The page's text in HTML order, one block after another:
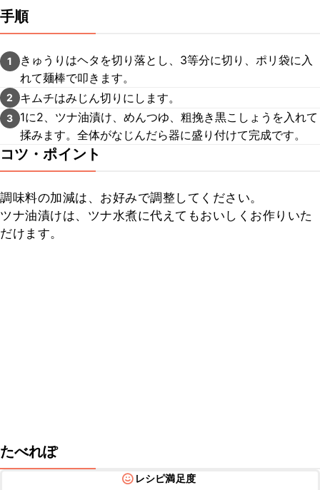
手順
1
きゅうりはヘタを切り落とし、3等分に切り、ポリ袋に入
れて麺棒で叩きます。
2 キムチはみじん切りにします。
3
1に2、ツナ油漬け、めんつゆ、粗挽き黒こしょうを入れて
揉みます。全体がなじんだら器に盛り付けて完成です。
コツ・ポイント
調味料の加減は、お好みで調整してください。
ツナ油漬けは、ツナ水煮に代えてもおいしくお作りいた
だけます。
たべれぽ
レシピ満足度